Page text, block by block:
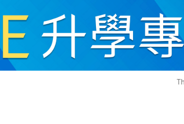
健康 科技 影片